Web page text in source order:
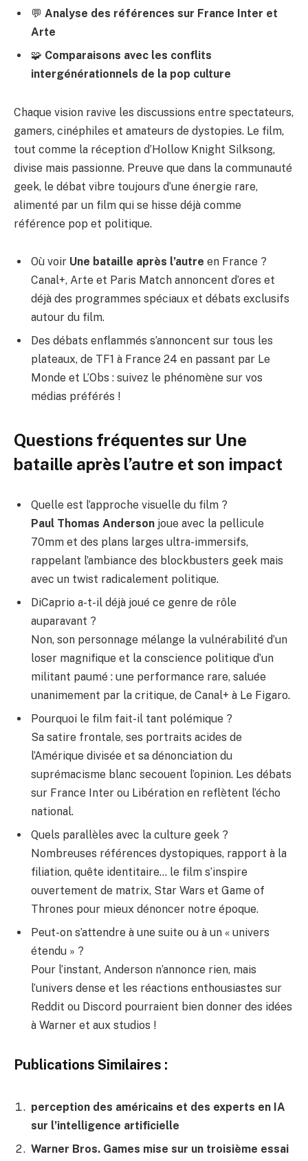
💬 Analyse des références sur France Inter et
Arte
🧩 Comparaisons avec les conflits
intergénérationnels de la pop culture
Chaque vision ravive les discussions entre spectateurs,
gamers, cinéphiles et amateurs de dystopies. Le film,
tout comme la réception d’Hollow Knight Silksong,
divise mais passionne. Preuve que dans la communauté
geek, le débat vibre toujours d’une énergie rare,
alimenté par un film qui se hisse déjà comme
référence pop et politique.
Où voir Une bataille après l’autre en France ?
Canal+, Arte et Paris Match annoncent d’ores et
déjà des programmes spéciaux et débats exclusifs
autour du film.
Des débats enflammés s’annoncent sur tous les
plateaux, de TF1 à France 24 en passant par Le
Monde et L’Obs : suivez le phénomène sur vos
médias préférés !
Questions fréquentes sur Une
bataille après l’autre et son impact
Quelle est l’approche visuelle du film ?
Paul Thomas Anderson joue avec la pellicule
70mm et des plans larges ultra-immersifs,
rappelant l’ambiance des blockbusters geek mais
avec un twist radicalement politique.
DiCaprio a-t-il déjà joué ce genre de rôle
auparavant ?
Non, son personnage mélange la vulnérabilité d’un
loser magnifique et la conscience politique d’un
militant paumé : une performance rare, saluée
unanimement par la critique, de Canal+ à Le Figaro.
Pourquoi le film fait-il tant polémique ?
Sa satire frontale, ses portraits acides de
l’Amérique divisée et sa dénonciation du
suprémacisme blanc secouent l’opinion. Les débats
sur France Inter ou Libération en reflètent l’écho
national.
Quels parallèles avec la culture geek ?
Nombreuses références dystopiques, rapport à la
filiation, quête identitaire… le film s’inspire
ouvertement de matrix, Star Wars et Game of
Thrones pour mieux dénoncer notre époque.
Peut-on s’attendre à une suite ou à un « univers
étendu » ?
Pour l’instant, Anderson n’annonce rien, mais
l’univers dense et les réactions enthousiastes sur
Reddit ou Discord pourraient bien donner des idées
à Warner et aux studios !
Publications Similaires :
perception des américains et des experts en IA
sur l’intelligence artificielle
Warner Bros. Games mise sur un troisième essai